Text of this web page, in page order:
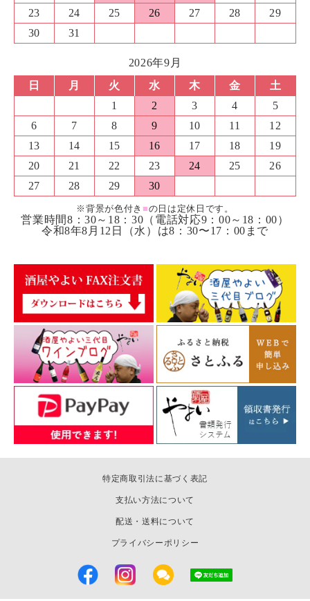
23
24 25 26 27 28
29
30
31
2026年9月
日
月 火 水 木 金
土
1
2 3 4
5
6
7 8 9 10 11
12
13
14 15 16 17 18
19
20
21 22 23 24 25
26
27
28 29 30
※背景が色付き ■の日は定休日です。
営業時間8：30～18：30（電話対応9：00～18：00）
令和8年8月12日（水）は8：30〜17：00まで
特定商取引法に基づく表記
支払い方法について
配送・送料について
プライバシーポリシー